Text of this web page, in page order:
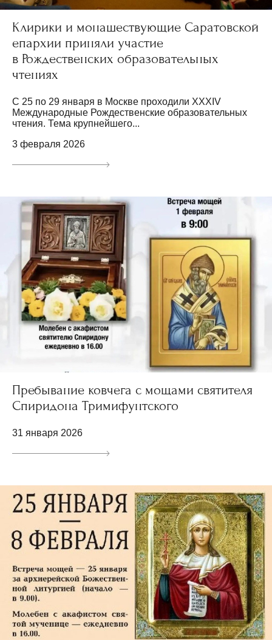
Клирики и монашествующие Саратовской
епархии приняли участие
в Рождественских образовательных
чтениях
С 25 по 29 января в Москве проходили XXXIV
Международные Рождественские образовательных
чтения. Тема крупнейшего...
3 февраля 2026
Пребывание ковчега с мощами святителя
Спиридона Тримифунтского
31 января 2026